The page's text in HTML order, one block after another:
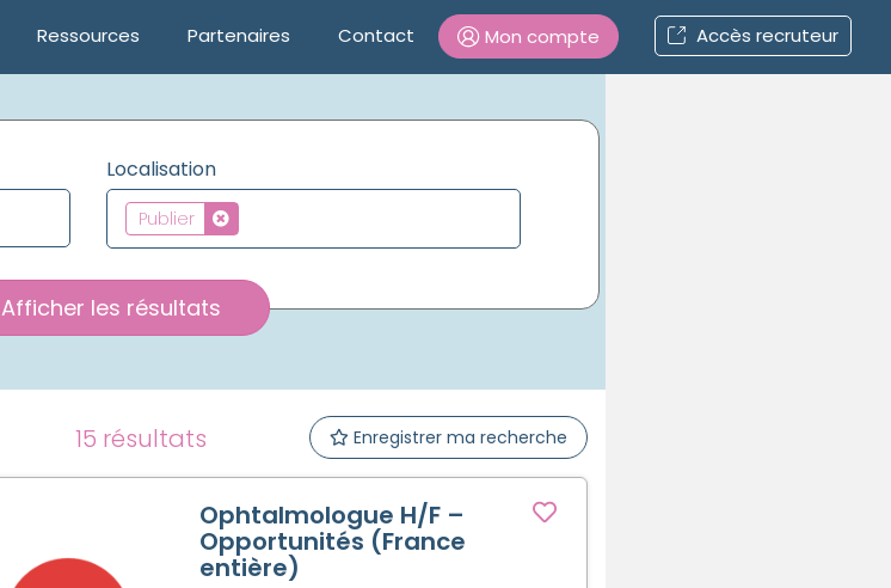
Ressources Partenaires Contact Mon compte Accès recruteur
Se connecter avec Facebook
Se connecter avec LinkedIn
Localisation
Publier
Afficher les résultats
15 résultats Enregistrer ma recherche
Ophtalmologue H/F –
Opportunités (France
entière)